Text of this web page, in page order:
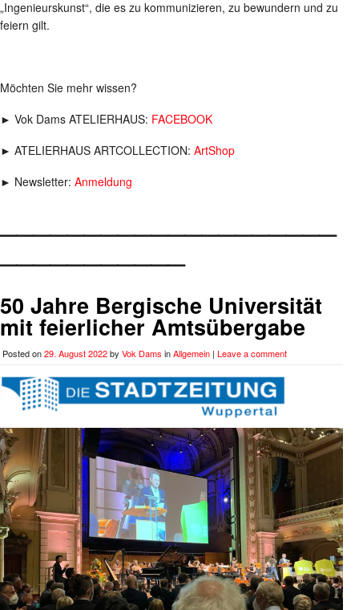
„Ingenieurskunst“, die es zu kommunizieren, zu bewundern und zu
feiern gilt.
Möchten Sie mehr wissen?
► Vok Dams ATELIERHAUS: FACEBOOK
► ATELIERHAUS ARTCOLLECTION: ArtShop
► Newsletter: Anmeldung
___________
50 Jahre Bergische Universität
mit feierlicher Amtsübergabe
Posted on29. August 2022by Vok Dams inAllgemein | Leave a comment